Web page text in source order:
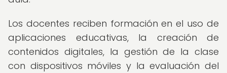
Los docentes reciben formación en el uso de
aplicaciones educativas, la creación de
contenidos digitales, la gestión de la clase
con dispositivos móviles y la evaluación del